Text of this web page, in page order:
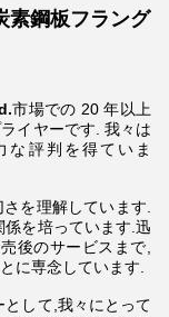
素鋼板フラング
市場での 20 年以上
イヤーです. 我々は
な評判を得ていま
を理解しています.
を培っています.迅
後のサービスまで,
に専念しています.
して,我々にとって